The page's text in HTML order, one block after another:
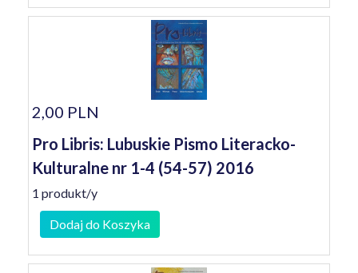
2,00 PLN
Pro Libris: Lubuskie Pismo Literacko-
Kulturalne nr 1-4 (54-57) 2016
1 produkt/y
Dodaj do Koszyka